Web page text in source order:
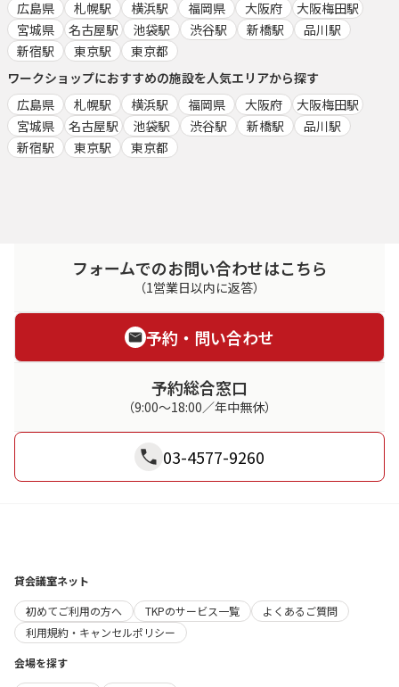
広島県
札幌駅 横浜駅 福岡県 大阪府
大阪梅田駅
宮城県
名古屋駅 池袋駅 渋谷駅 新橋駅
品川駅
新宿駅
東京駅
東京都
ワークショップにおすすめの施設を人気エリアから探す
広島県
札幌駅 横浜駅 福岡県 大阪府
大阪梅田駅
宮城県
名古屋駅 池袋駅 渋谷駅 新橋駅
品川駅
新宿駅
東京駅 東京都
フォームでのお問い合わせはこちら
（1営業日以内に返答）
予約・問い合わせ
予約総合窓口
（9:00～18:00／年中無休）
03-4577-9260
貸会議室ネット
初めてご利用の方へ
TKPのサービス一覧
よくあるご質問
利用規約・キャンセルポリシー
会場を探す